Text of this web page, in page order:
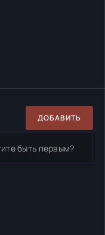
ДОБАВИТЬ
быть первым?